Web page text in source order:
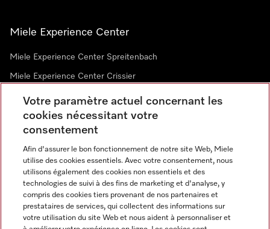
Miele Experience Center
Miele Experience Center Spreitenbach
Miele Experience Center Crissier
Newsletter
Langue
Votre paramètre actuel concernant les
cookies nécessitant votre
consentement
Afin d'assurer le bon fonctionnement de notre site Web, Miele
utilise des cookies essentiels. Avec votre consentement, nous
utilisons également des cookies non essentiels et des
technologies de suivi à des fins de marketing et d'analyse, y
compris des cookies tiers provenant de nos partenaires et
prestataires de services, qui collectent des informations sur
votre utilisation du site Web et nous aident à personnaliser et